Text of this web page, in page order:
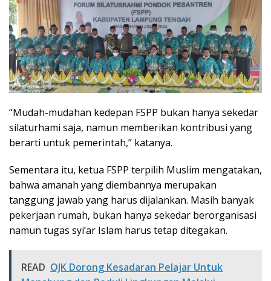
“Mudah-mudahan kedepan FSPP bukan hanya sekedar
silaturhami saja, namun memberikan kontribusi yang
berarti untuk pemerintah,” katanya.
Sementara itu, ketua FSPP terpilih Muslim mengatakan,
bahwa amanah yang diembannya merupakan
tanggung jawab yang harus dijalankan. Masih banyak
pekerjaan rumah, bukan hanya sekedar berorganisasi
namun tugas syi’ar Islam harus tetap ditegakan.
READ OJK Dorong Kesadaran Pelajar Untuk